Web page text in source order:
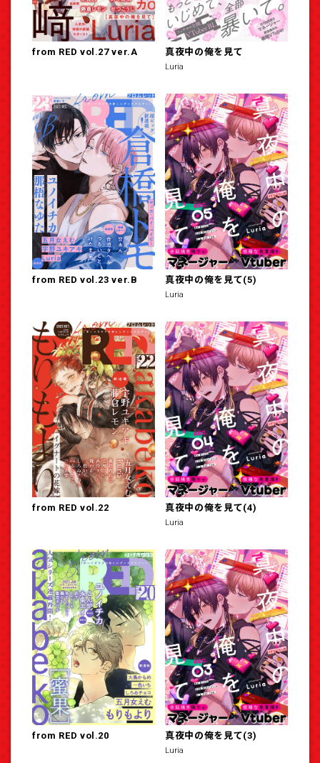
from RED vol.27 ver.A 真夜中の俺を見て
Luria
from RED vol.23 ver.B 真夜中の俺を見て(5)
Luria
from RED vol.22 真夜中の俺を見て(4)
Luria
from RED vol.20 真夜中の俺を見て(3)
Luria